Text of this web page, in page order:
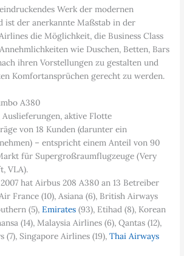
Werk der modernen
ist der anerkannte Maßstab in der
die Möglichkeit, die Business Class
wie Duschen, Betten, Bars
ihren Vorstellungen zu gestalten und
Komfortansprüchen gerecht zu werden.
A380
Auslieferungen, aktive Flotte
von 18 Kunden (darunter ein
– entspricht einem Anteil von 90
für Supergroßraumflugzeuge (Very
VLA).
hat Airbus 208 A380 an 13 Betreiber
France (10), Asiana (6), British Airways
(5),Emirates (93), Etihad (8), Korean
(14), Malaysia Airlines (6), Qantas (12),
(7), Singapore Airlines (19),Thai Airways